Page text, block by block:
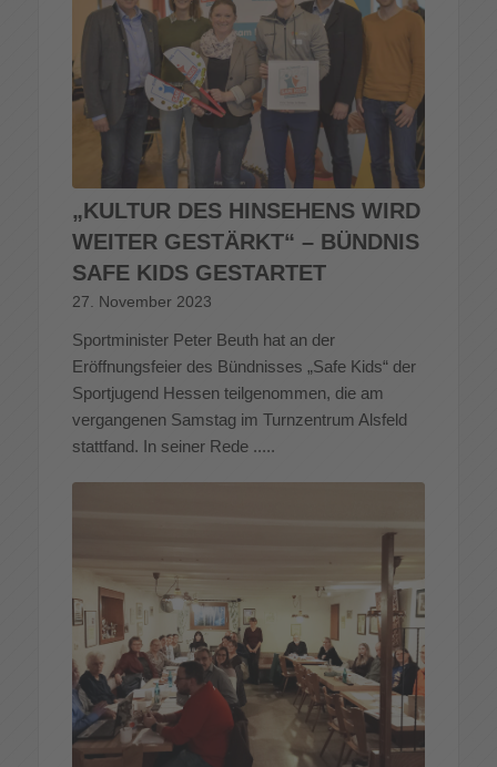
„KULTUR DES HINSEHENS WIRD
WEITER GESTÄRKT“ – BÜNDNIS
SAFE KIDS GESTARTET
27. November 2023
Sportminister Peter Beuth hat an der
Eröffnungsfeier des Bündnisses „Safe Kids“ der
Sportjugend Hessen teilgenommen, die am
vergangenen Samstag im Turnzentrum Alsfeld
stattfand. In seiner Rede .....